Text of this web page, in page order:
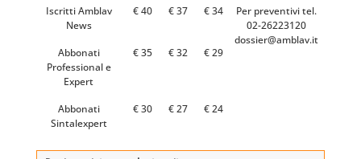
per
riduzione
della
plastica
monouso
quantità
Iscritti Amblav
News
€ 40 € 37 € 34
Per preventivi tel.
02-26223120
dossier@amblav.it
Abbonati
Professional e
Expert
€ 35 € 32 € 29
Abbonati
Sintalexpert
€ 30 € 27 € 24